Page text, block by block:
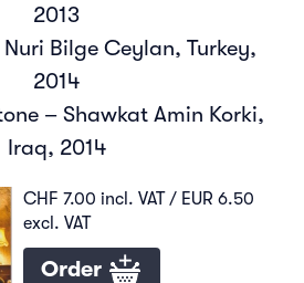
2013
Bilge Ceylan, Turkey,
2014
– Shawkat Amin Korki,
Iraq, 2014
CHF 7.00 incl. VAT / EUR 6.50
excl. VAT
Order